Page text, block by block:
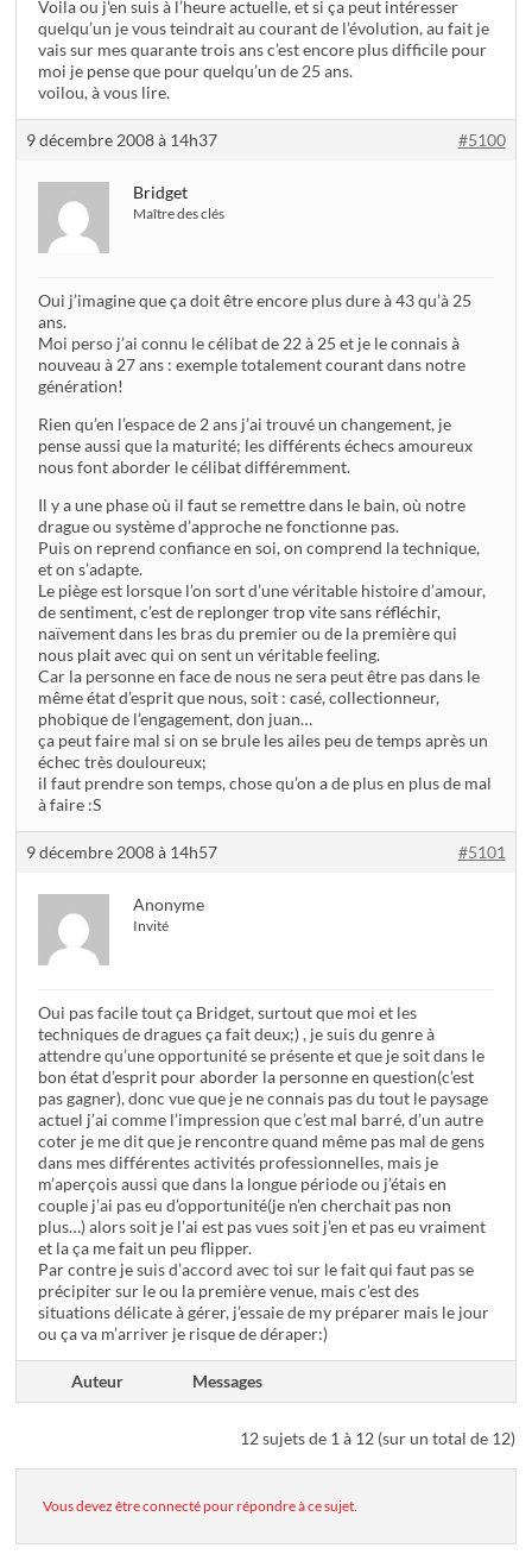
Voila ou j’en suis à l’heure actuelle, et si ça peut intéresser
quelqu’un je vous teindrait au courant de l’évolution, au fait je
vais sur mes quarante trois ans c’est encore plus difficile pour
moi je pense que pour quelqu’un de 25 ans.
voilou, à vous lire.
9 décembre 2008 à 14h37 #5100
Bridget
Maître des clés
Oui j’imagine que ça doit être encore plus dure à 43 qu’à 25
ans.
Moi perso j’ai connu le célibat de 22 à 25 et je le connais à
nouveau à 27 ans : exemple totalement courant dans notre
génération!
Rien qu’en l’espace de 2 ans j’ai trouvé un changement, je
pense aussi que la maturité; les différents échecs amoureux
nous font aborder le célibat différemment.
Il y a une phase où il faut se remettre dans le bain, où notre
drague ou système d’approche ne fonctionne pas.
Puis on reprend confiance en soi, on comprend la technique,
et on s’adapte.
Le piège est lorsque l’on sort d’une véritable histoire d’amour,
de sentiment, c’est de replonger trop vite sans réfléchir,
naïvement dans les bras du premier ou de la première qui
nous plait avec qui on sent un véritable feeling.
Car la personne en face de nous ne sera peut être pas dans le
même état d’esprit que nous, soit : casé, collectionneur,
phobique de l’engagement, don juan…
ça peut faire mal si on se brule les ailes peu de temps après un
échec très douloureux;
il faut prendre son temps, chose qu’on a de plus en plus de mal
à faire :S
9 décembre 2008 à 14h57 #5101
Anonyme
Invité
Oui pas facile tout ça Bridget, surtout que moi et les
techniques de dragues ça fait deux;) , je suis du genre à
attendre qu’une opportunité se présente et que je soit dans le
bon état d’esprit pour aborder la personne en question(c’est
pas gagner), donc vue que je ne connais pas du tout le paysage
actuel j’ai comme l’impression que c’est mal barré, d’un autre
coter je me dit que je rencontre quand même pas mal de gens
dans mes différentes activités professionnelles, mais je
m’aperçois aussi que dans la longue période ou j’étais en
couple j’ai pas eu d’opportunité(je n’en cherchait pas non
plus…) alors soit je l’ai est pas vues soit j’en et pas eu vraiment
et la ça me fait un peu flipper.
Par contre je suis d’accord avec toi sur le fait qui faut pas se
précipiter sur le ou la première venue, mais c’est des
situations délicate à gérer, j’essaie de my préparer mais le jour
ou ça va m’arriver je risque de déraper:)
Auteur Messages
12 sujets de 1 à 12 (sur un total de 12)
Vous devez être connecté pour répondre à ce sujet.